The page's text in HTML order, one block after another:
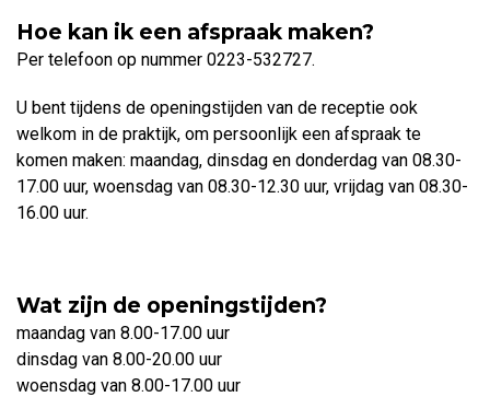
Hoe kan ik een afspraak maken?
Per telefoon op nummer 0223-532727.
U bent tijdens de openingstijden van de receptie ook
welkom in de praktijk, om persoonlijk een afspraak te
komen maken: maandag, dinsdag en donderdag van 08.30-
17.00 uur, woensdag van 08.30-12.30 uur, vrijdag van 08.30-
16.00 uur.
Wat zijn de openingstijden?
maandag van 8.00-17.00 uur
dinsdag van 8.00-20.00 uur
woensdag van 8.00-17.00 uur